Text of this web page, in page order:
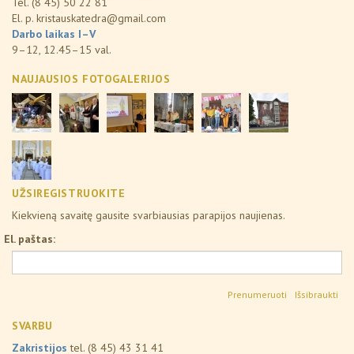
El. p. kristauskatedra@gmail.com
Darbo laikas I–V
9–12, 12.45–15 val.
NAUJAUSIOS FOTOGALERIJOS
UŽSIREGISTRUOKITE
Kiekvieną savaitę gausite svarbiausias parapijos naujienas.
El. paštas:
Išsibraukti
SVARBU
Zakristijos tel. (8 45) 43 31 41